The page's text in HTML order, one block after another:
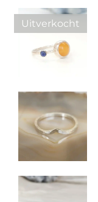
Uitverkocht